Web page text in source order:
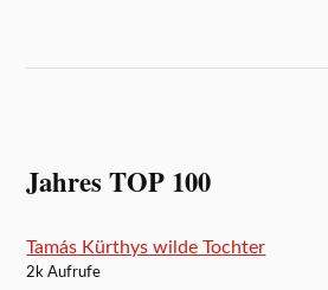
Jahres TOP 100
Tamás Kürthys wilde Tochter
2k Aufrufe